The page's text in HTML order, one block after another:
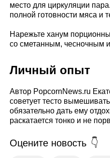
место для циркуляции
полной готовности мяса и
Нарежьте ханум
со сметанным, чесночным
Личный опыт
Автор PopcornNews.ru
советует тесто
обязательно дать ему
раскатается тонко и не
Оцените новость